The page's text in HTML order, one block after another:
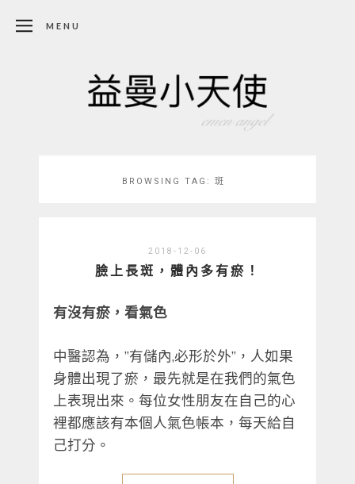
MENU
BROWSING TAG: 斑
2018-12-06
臉上長斑，體內多有瘀！
有沒有瘀，看氣色
中醫認為，”有儲內,必形於外”，人如果
身體出現了瘀，最先就是在我們的氣色
上表現出來。每位女性朋友在自己的心
裡都應該有本個人氣色帳本，每天給自
己打分。